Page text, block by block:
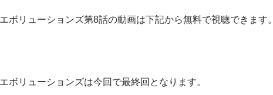
ボリューションズ第8話の動画は下記から無料で視聴できます。
ボリューションズは今回で最終回となります。